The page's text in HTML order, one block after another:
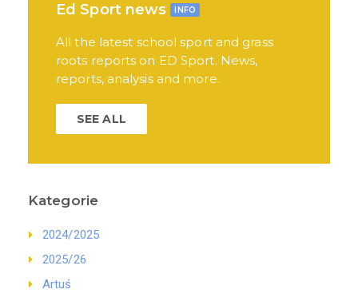
Ed Sport news INFO
All the latest school sport and grass
roots reports on ED Sport. News,
reports, analysis and more.
SEE ALL
Kategorie
2024/2025
2025/26
Artuś